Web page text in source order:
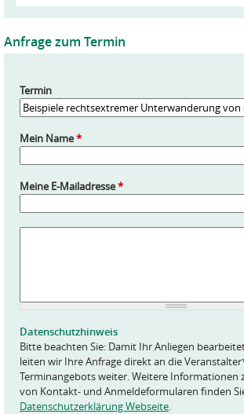
Anfrage zum Termin
Termin
Mein Name*
Meine E-Mailadresse*
*
Datenschutzhinweis
Bitte beachten Sie: Damit Ihr Anliegen
leiten wir Ihre Anfrage direkt an die
Terminangebots weiter. Weitere Informationen
von Kontakt- und Anmeldeformularen finden
Datenschutzerklärung Webseite.